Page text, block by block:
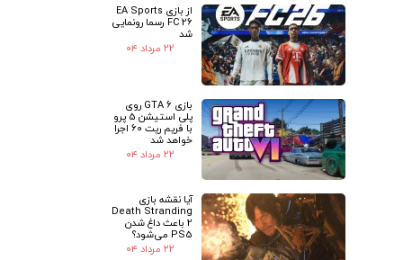
از بازی EA Sports
FC 26 رسما رونمایی
شد
۲۲ مرداد ۰۴
بازی GTA 6 روی
پلی استیشن 5 پرو
با فریم ریت 60 اجرا
خواهد شد
۲۲ مرداد ۰۴
آیا نقشه بازی
Death Stranding
2 باعث داغ شدن
PS5 می‌شود؟
۲۲ مرداد ۰۴